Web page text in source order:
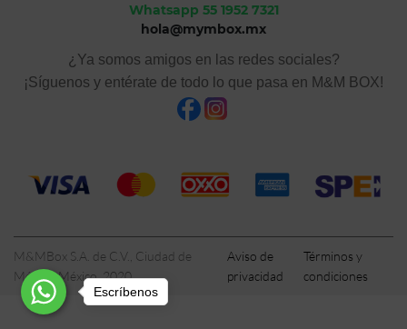
Whatsapp 55 1952 7321
hola@mymbox.mx
¿Ya somos amigos en las redes sociales?
¡Síguenos y entérate de todo lo que pasa en M&M BOX!
M&MBox S.A. de C.V., Ciudad de
México, México, 2020
Aviso de
privacidad
Términos y
condiciones
Escríbenos